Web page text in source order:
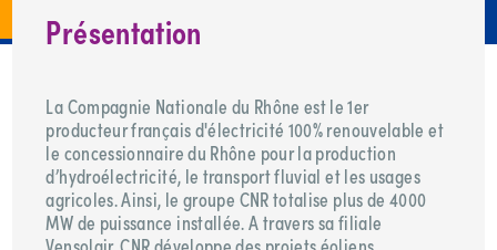
Présentation
La Compagnie Nationale du Rhône est le 1er
producteur français d'électricité 100% renouvelable et
le concessionnaire du Rhône pour la production
d’hydroélectricité, le transport fluvial et les usages
agricoles. Ainsi, le groupe CNR totalise plus de 4000
MW de puissance installée. A travers sa filiale